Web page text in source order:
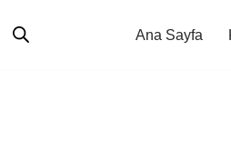
Ana Sayfa